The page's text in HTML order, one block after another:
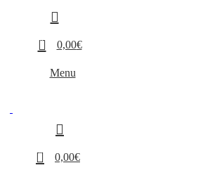
0 0,00€
Menu
0 0,00€